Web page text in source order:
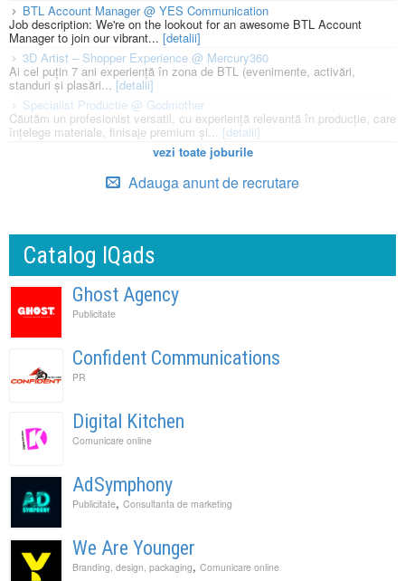
BTL Account Manager @ YES Communication
Job description: We're on the lookout for an awesome BTL Account
Manager to join our vibrant... [detalii]
3D Artist – Shopper Experience @ Mercury360
Ai cel puțin 7 ani experiență în zona de BTL (evenimente, activări,
standuri și plasări...[detalii]
Specialist Productie @ Godmother
Căutăm un profesionist versatil, cu experiență relevantă în producție, care
înțelege materiale, finisaje premium și... [detalii]
vezi toate joburile
Adauga anunt de recrutare
Catalog IQads
Ghost Agency
Publicitate
Confident Communications
PR
Digital Kitchen
Comunicare online
AdSymphony
Publicitate, Consultanta de marketing
We Are Younger
Branding, design, packaging, Comunicare online